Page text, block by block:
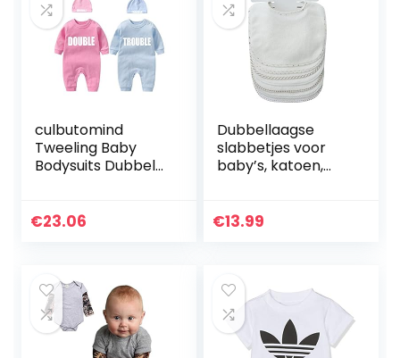
culbutomind
Tweeling Baby
Bodysuits Dubbele
Baby Pyjama
€23.06
Dubbellaagse
slabbetjes voor
baby’s, katoen,
stuks
€13.99